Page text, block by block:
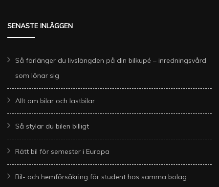
SENASTE INLÄGGEN
Så förlänger du livslängden på din bilkupé – inredningsvård
som lönar sig
Allt om bilar och lastbilar
Så stylar du bilen billigt
Rätt bil för semester i Europa
Bil- och hemförsäkring för student hos samma bolag